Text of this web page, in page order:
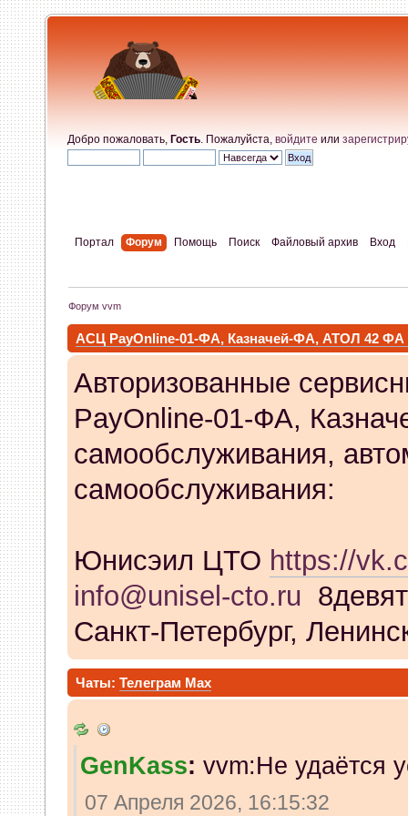
Добро пожаловать, Гость . Пожалуйста, войдите или
Портал Форум Помощь Поиск Файловый архив Вход
Форум vvm
АСЦ PayOnline-01-ФА, Казначей-ФА, АТОЛ 42 ФА
Авторизованные
PayOnline-01-ФА,
самообслуживания,
самообслуживания:
Юнисэил ЦТО https://
info@unisel-cto.ru
Санкт-Петербург,
Чаты:Телеграм Max
GenKass: vvm:Не удаётся
07 Апреля 2026, 16:15:32